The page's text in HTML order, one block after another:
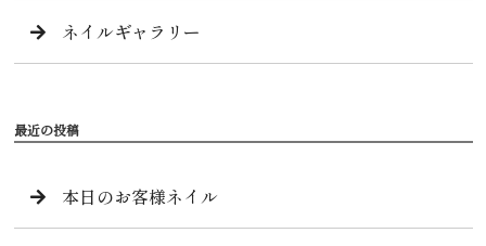
ネイルギャラリー
最近の投稿
本日のお客様ネイル